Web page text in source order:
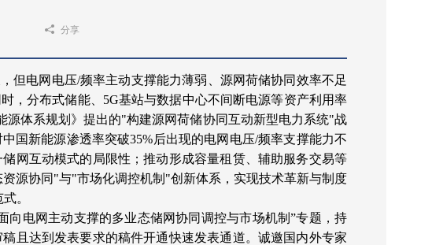
分享
但电网电压/频率主动支撑能力薄弱、源网荷储协同效率不足
，分布式储能、5G基站与数据中心不间断电源等资产利用率
体系规划》提出的"构建源网荷储协同互动新型电力系统"战
国新能源渗透率突破35%后出现的电网电压/频率支撑能力不
网互动模式的局限性；推动形成容量租赁、辅助服务交易等
源协同"与"市场化调控机制"创新体系，实现技术革新与制度
。
向电网主动支撑的多业态储网协同调控与市场机制”专题，持
且达到发表要求的稿件开通快速发表通道。诚邀国内外专家